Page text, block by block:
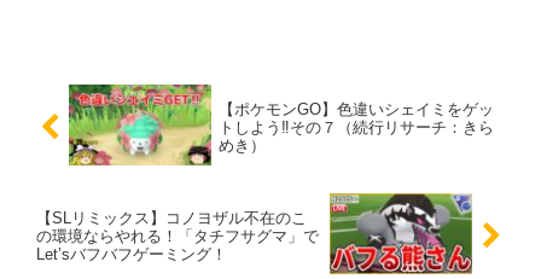
【ポケモンGO】色違いシェイミをゲッ
トしよう‼その７（続行リサーチ：きら
めき）
【SLリミックス】コノヨザル不在のこ
の環境ならやれる！「タチフサグマ」で
Let’sバフバフゲーミング！